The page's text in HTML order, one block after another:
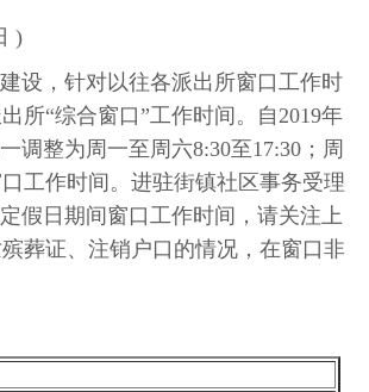
)
设，针对以往各派出所窗口工作时
所“综合窗口”工作时间。自2019年
调整为周一至周六8:30至17:30；周
工作时间。进驻街镇社区事务受理
假日期间窗口工作时间，请关注上
葬证、注销户口的情况，在窗口非